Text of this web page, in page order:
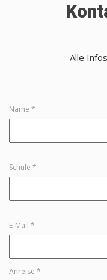
Alle
Name *
Schule *
E-Mail *
Anreise *